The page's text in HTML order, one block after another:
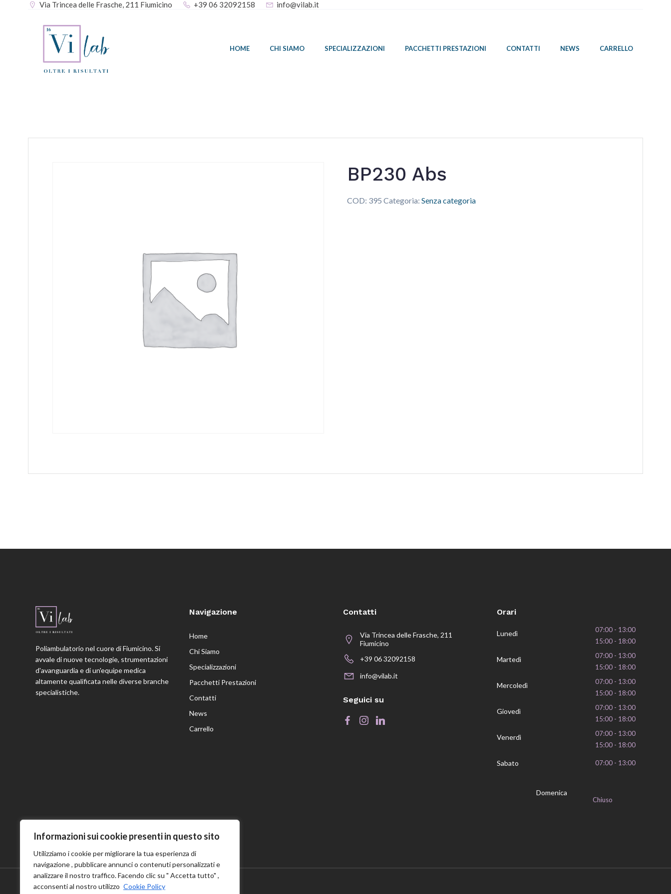
Informazioni sui cookie presenti in questo sito
Utilizziamo i cookie per migliorare la tua esperienza di
navigazione , pubblicare annunci o contenuti personalizzati e
analizzare il nostro traffico. Facendo clic su " Accetta tutto" ,
acconsenti al nostro utilizzo Cookie Policy
Via Trincea delle Frasche, 211 Fiumicino +39 06 32092158 info@vilab.it
HOME CHI SIAMO SPECIALIZZAZIONI PACCHETTI PRESTAZIONI CONTATTI NEWS CARRELLO
BP230 Abs
COD: 395 Categoria: Senza categoria
Poliambulatorio nel cuore di Fiumicino. Si
avvale di nuove tecnologie, strumentazioni
d'avanguardia e di un'equipe medica
altamente qualificata nelle diverse branche
specialistiche.
Navigazione
Home
Chi Siamo
Specializzazioni
Pacchetti Prestazioni
Contatti
News
Carrello
Contatti
Via Trincea delle Frasche, 211
Fiumicino
+39 06 32092158
info@vilab.it
Seguici su
Orari
Lunedì
07:00 - 13:00
15:00 - 18:00
Martedì
07:00 - 13:00
15:00 - 18:00
Mercoledì
07:00 - 13:00
15:00 - 18:00
Giovedì
07:00 - 13:00
15:00 - 18:00
Venerdì
07:00 - 13:00
15:00 - 18:00
Sabato 07:00 - 13:00
Domenica
Chiuso